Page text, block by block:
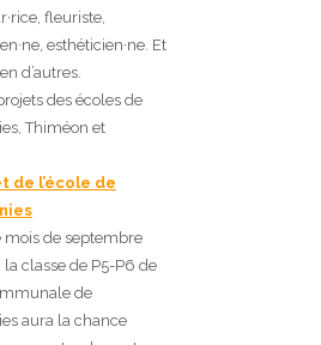
fleuriste,
esthéticien·ne. Et
d’autres.
des écoles de
Thiméon et
de l’école de
mois de septembre
la classe de P5-P6 de
de
aura la chance